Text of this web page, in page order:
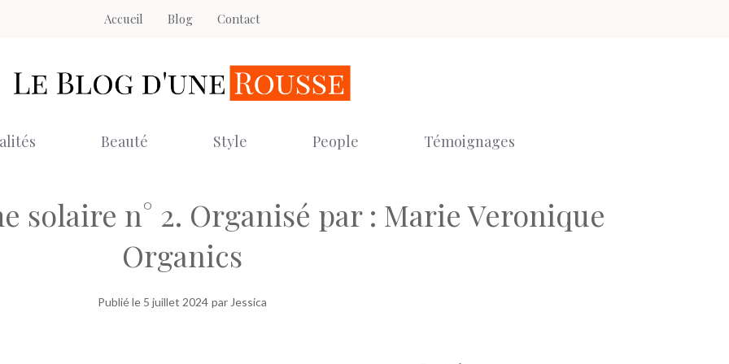
Accueil Blog Contact
Beauté Style People Témoignages
solaire n° 2. Organisé par : Marie Veronique
Organics
Publié le 5 juillet 2024 par Jessica